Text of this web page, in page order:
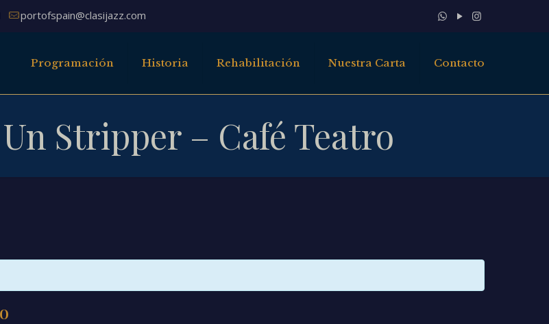
portofspain@clasijazz.com
Programación Historia Rehabilitación Nuestra Carta Contacto
Stripper – Café Teatro